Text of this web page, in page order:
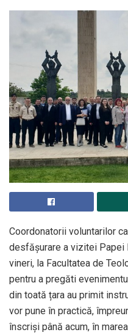
Coordonatorii voluntarilor
desfășurare a vizitei Papei
vineri, la Facultatea de
pentru a pregăti
din toată țara au primit
vor pune în practică,
înscriși până acum, în